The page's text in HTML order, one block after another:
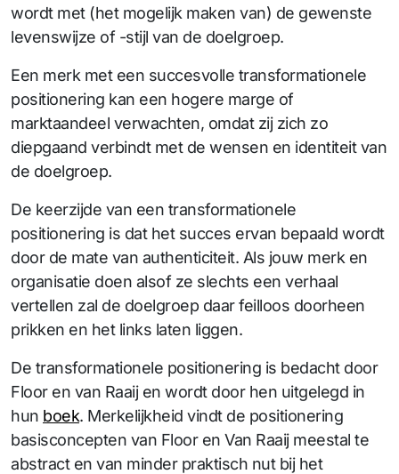
wordt met (het mogelijk maken van) de gewenste
levenswijze of -stijl van de doelgroep.
Een merk met een succesvolle transformationele
positionering kan een hogere marge of
marktaandeel verwachten, omdat zij zich zo
diepgaand verbindt met de wensen en identiteit van
de doelgroep.
De keerzijde van een transformationele
positionering is dat het succes ervan bepaald wordt
door de mate van authenticiteit. Als jouw merk en
organisatie doen alsof ze slechts een verhaal
vertellen zal de doelgroep daar feilloos doorheen
prikken en het links laten liggen.
De transformationele positionering is bedacht door
Floor en van Raaij en wordt door hen uitgelegd in
hun boek. Merkelijkheid vindt de positionering
basisconcepten van Floor en Van Raaij meestal te
abstract en van minder praktisch nut bij het